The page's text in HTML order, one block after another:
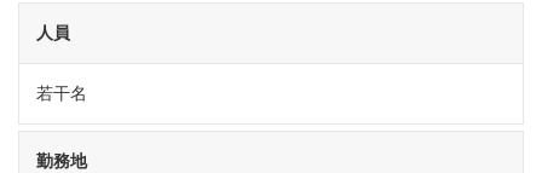
人員
若干名
勤務地